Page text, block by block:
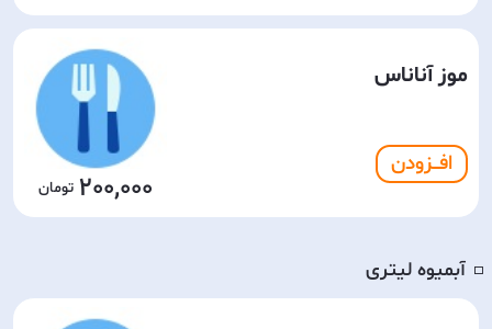
موز آناناس
افـــزودن
200,000
◽️ آبمیوه لیتری